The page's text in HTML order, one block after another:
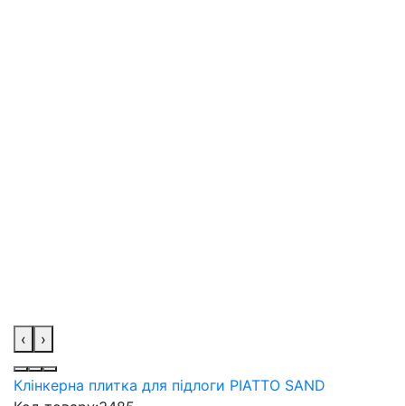
‹ ›
Клінкерна плитка для підлоги PIATTO SAND